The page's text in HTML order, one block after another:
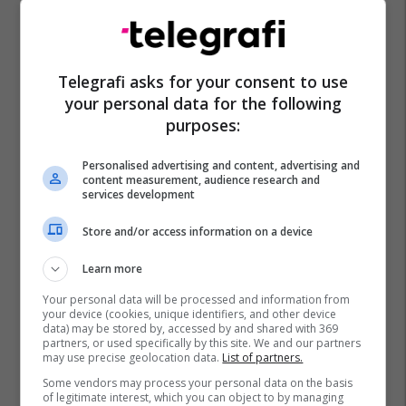
Promo Reklamo këtu
Banesë 98.96m² në shitje në
Lakrishtë – banim modern pranë
Telegrafi asks for your consent to use
your personal data for the following
purposes:
Personalised advertising and content, advertising and
content measurement, audience research and
services development
Store and/or access information on a device
Learn more
Your personal data will be processed and information from
your device (cookies, unique identifiers, and other device
data) may be stored by, accessed by and shared with 369
partners, or used specifically by this site. We and our partners
may use precise geolocation data. List of partners.
Some vendors may process your personal data on the basis
of legitimate interest, which you can object to by managing